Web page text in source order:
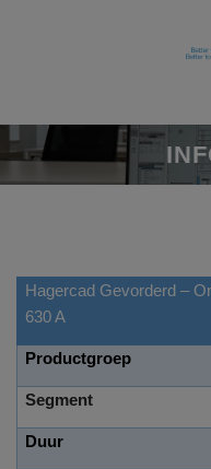
Hagercad Gevorderd –
630 A
Productgroep
Segment
Duur